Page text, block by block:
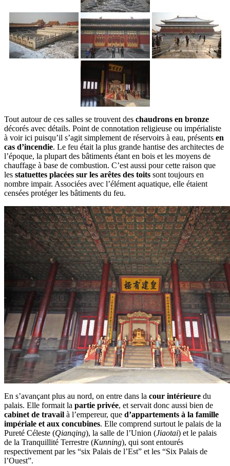
Tout autour de ces salles se trouvent des chaudrons en bronze
décorés avec détails. Point de connotation religieuse ou impérialiste
à voir ici puisqu’il s’agit simplement de réservoirs à eau, présents en
cas d’incendie. Le feu était la plus grande hantise des architectes de
l’époque, la plupart des bâtiments étant en bois et les moyens de
chauffage à base de combustion. C’est aussi pour cette raison que
les statuettes placées sur les arêtes des toits sont toujours en
nombre impair. Associées avec l’élément aquatique, elle étaient
censées protéger les bâtiments du feu.
En s’avançant plus au nord, on entre dans la cour intérieure du
palais. Elle formait la partie privée, et servait donc aussi bien de
cabinet de travail à l’empereur, que d’appartements à la famille
impériale et aux concubines. Elle comprend surtout le palais de la
Pureté Céleste (Qianqing), la salle de l’Union (Jiaotai) et le palais
de la Tranquillité Terrestre (Kunning), qui sont entourés
respectivement par les “six Palais de l’Est” et les “Six Palais de
l’Ouest”.